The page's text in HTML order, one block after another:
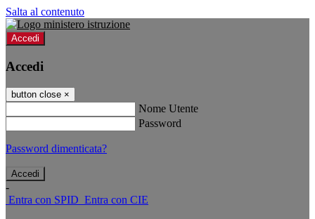
Salta al contenuto
Accedi
Accedi
button close ×
Nome Utente
Password
Password dimenticata?
-
Entra con SPID Entra con CIE